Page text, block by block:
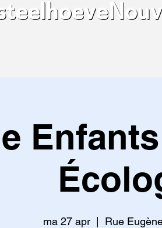
ma 27 apr Rue